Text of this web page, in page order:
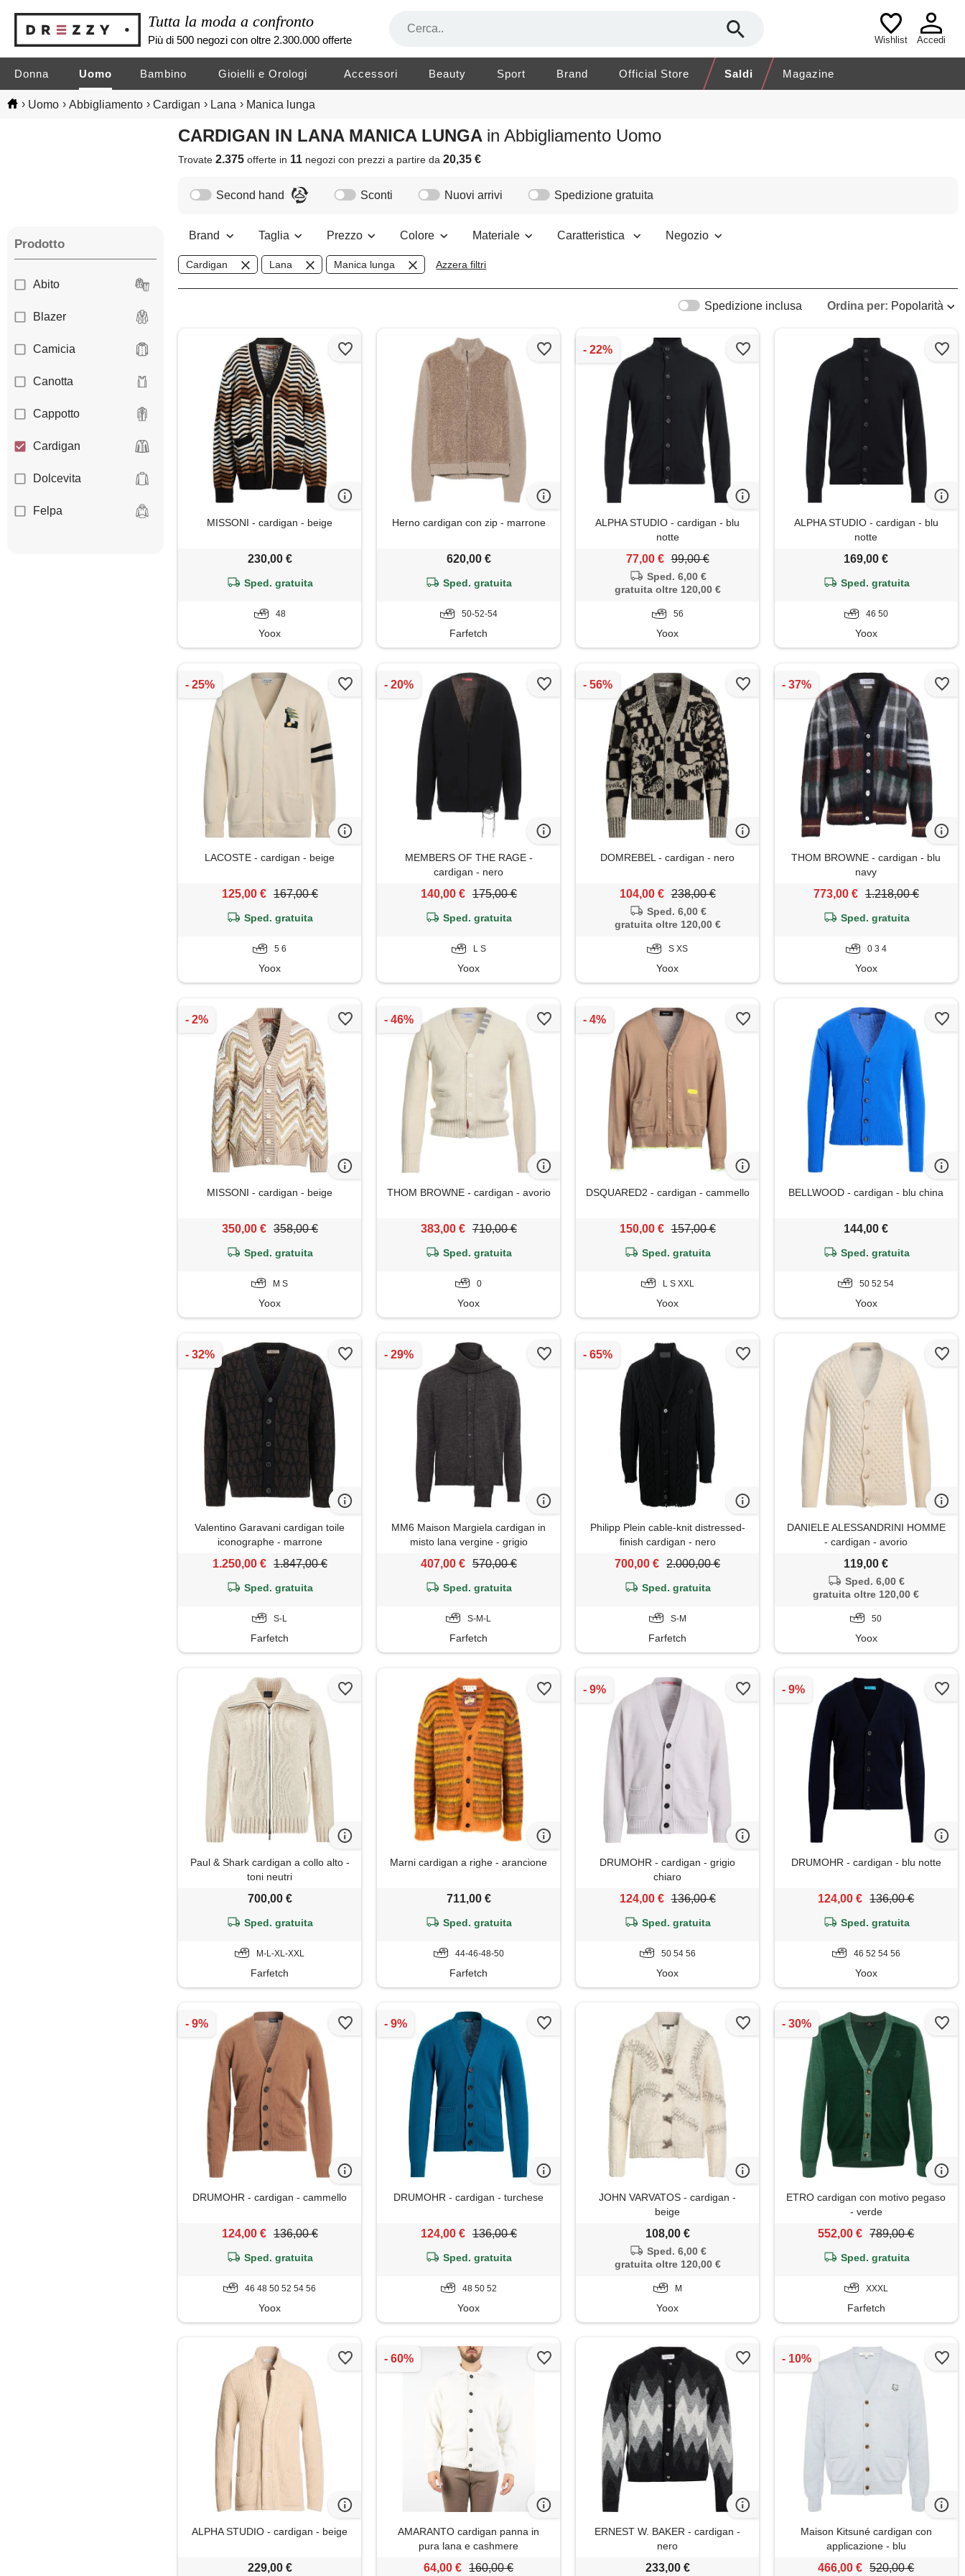
Tutta la moda a confronto
Più di 500 negozi con oltre 2.300.000 offerte Wishlist Accedi
Donna Uomo Bambino Gioielli e Orologi Accessori Beauty Sport Brand Official Store Saldi Magazine
› Uomo › Abbigliamento › Cardigan › Lana › Manica lunga
CARDIGAN IN LANA MANICA LUNGA in Abbigliamento Uomo
Trovate2.375 offerte in 11 negozicon prezzi a partire da20,35 €
Prodotto
Abito
Blazer
Camicia
Canotta
Cappotto
Cardigan
Dolcevita
Felpa
Second hand Sconti Nuovi arrivi Spedizione gratuita
Brand Taglia Prezzo Colore Materiale Caratteristica Negozio
Cardigan Lana Manica lunga Azzera filtri
Ordina per: Popolarità
Spedizione inclusa
MISSONI - cardigan - beige
230,00 €
Sped. gratuita
48
Yoox
Herno cardigan con zip - marrone
620,00 €
Sped. gratuita
50-52-54
Farfetch
ALPHA STUDIO - cardigan - blu
notte
77,00 € 99,00 €
Sped. 6,00 €
gratuita oltre 120,00 €
56
Yoox
ALPHA STUDIO - cardigan - blu
notte
169,00 €
Sped. gratuita
46 50
Yoox
LACOSTE - cardigan - beige
125,00 € 167,00 €
Sped. gratuita
5 6
Yoox
MEMBERS OF THE RAGE -
cardigan - nero
140,00 € 175,00 €
Sped. gratuita
L S
Yoox
DOMREBEL - cardigan - nero
104,00 € 238,00 €
Sped. 6,00 €
gratuita oltre 120,00 €
S XS
Yoox
THOM BROWNE - cardigan - blu
navy
773,00 € 1.218,00 €
Sped. gratuita
0 3 4
Yoox
MISSONI - cardigan - beige
350,00 € 358,00 €
Sped. gratuita
M S
Yoox
THOM BROWNE - cardigan - avorio
383,00 € 710,00 €
Sped. gratuita
0
Yoox
DSQUARED2 - cardigan - cammello
150,00 € 157,00 €
Sped. gratuita
L S XXL
Yoox
BELLWOOD - cardigan - blu china
144,00 €
Sped. gratuita
50 52 54
Yoox
Valentino Garavani cardigan toile
iconographe - marrone
1.250,00 € 1.847,00 €
Sped. gratuita
S-L
Farfetch
MM6 Maison Margiela cardigan in
misto lana vergine - grigio
407,00 € 570,00 €
Sped. gratuita
S-M-L
Farfetch
Philipp Plein cable-knit distressed-
finish cardigan - nero
700,00 € 2.000,00 €
Sped. gratuita
S-M
Farfetch
DANIELE ALESSANDRINI HOMME
- cardigan - avorio
119,00 €
Sped. 6,00 €
gratuita oltre 120,00 €
50
Yoox
Paul & Shark cardigan a collo alto -
toni neutri
700,00 €
Sped. gratuita
M-L-XL-XXL
Farfetch
Marni cardigan a righe - arancione
711,00 €
Sped. gratuita
44-46-48-50
Farfetch
DRUMOHR - cardigan - grigio
chiaro
124,00 € 136,00 €
Sped. gratuita
50 54 56
Yoox
DRUMOHR - cardigan - blu notte
124,00 € 136,00 €
Sped. gratuita
46 52 54 56
Yoox
DRUMOHR - cardigan - cammello
124,00 € 136,00 €
Sped. gratuita
46 48 50 52 54 56
Yoox
DRUMOHR - cardigan - turchese
124,00 € 136,00 €
Sped. gratuita
48 50 52
Yoox
JOHN VARVATOS - cardigan -
beige
108,00 €
Sped. 6,00 €
gratuita oltre 120,00 €
M
Yoox
ETRO cardigan con motivo pegaso
- verde
552,00 € 789,00 €
Sped. gratuita
XXXL
Farfetch
ALPHA STUDIO - cardigan - beige
229,00 €
AMARANTO cardigan panna in
pura lana e cashmere
64,00 € 160,00 €
ERNEST W. BAKER - cardigan -
nero
233,00 €
Maison Kitsuné cardigan con
applicazione - blu
466,00 € 520,00 €